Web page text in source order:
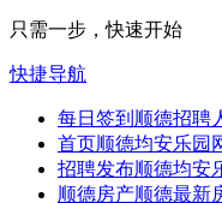
只需一步，快速开始
快捷导航
每日签到 顺德招聘
首页顺德均安乐园
招聘发布顺德均安
顺德房产顺德最新